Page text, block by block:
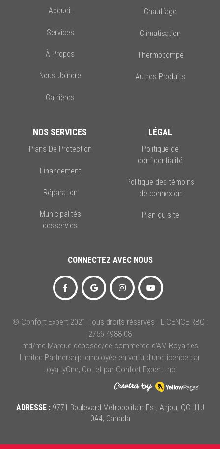
Accueil
Services
À Propos
Nous Joindre
Carrières
Chauffage
Climatisation
Thermopompe
Autres Produits
NOS SERVICES
Plans De Protection
Financement
Réparation
Municipalités
desservies
LÉGAL
Politique de
confidentialité
Politique des témoins
de connexion
Plan du site
CONNECTEZ AVEC NOUS
© Confort Expert 2021 Tous droits réservés - LICENCE RBQ :
2756-4988-08
md/mc Marque déposée/de commerce d’AM Royalties
Limited Partnership, employée en vertu d’une licence par
LoyaltyOne, Co. et par Confort Expert Inc.
ADRESSE :9771 Boulevard Métropolitain Est, Anjou, QC H1J
0A4, Canada